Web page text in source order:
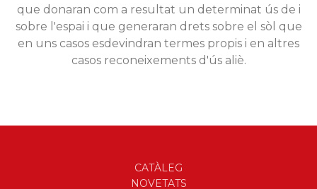
que donaran com a resultat un determinat ús de i
sobre l'espai i que generaran drets sobre el sòl que
en uns casos esdevindran termes propis i en altres
casos reconeixements d'ús aliè.
CATÀLEG
NOVETATS